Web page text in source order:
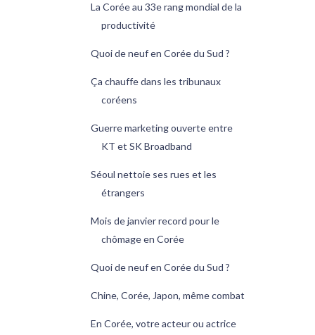
La Corée au 33e rang mondial de la
productivité
Quoi de neuf en Corée du Sud ?
Ça chauffe dans les tribunaux
coréens
Guerre marketing ouverte entre
KT et SK Broadband
Séoul nettoie ses rues et les
étrangers
Mois de janvier record pour le
chômage en Corée
Quoi de neuf en Corée du Sud ?
Chine, Corée, Japon, même combat
En Corée, votre acteur ou actrice